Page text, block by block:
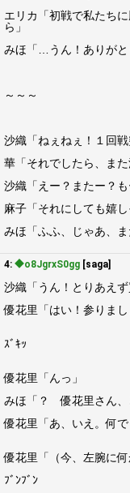
エリカ「初戦で私たち
ら」
みほ「…うん！ありがと
～～～
沙織「ねぇねぇ！１回
華「それでしたら、ま
沙織「えー？またー？も
麻子「それにしても嬉し
みほ「ふふ、じゃあ、
4: ◆o8JgrxS0gg [saga]
沙織「うん！とりあえず
優花里「はい！参りま
ｽﾞｷｯ
優花里「んっ」
みほ「？ 優花里さん、
優花里「あ、いえ。何で
優花里「（今、左腕に
ﾌﾞﾝﾌﾞﾝ